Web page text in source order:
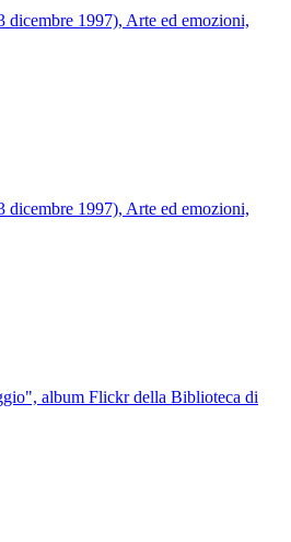
1997), Arte ed emozioni,
1997), Arte ed emozioni,
album Flickr della Biblioteca di